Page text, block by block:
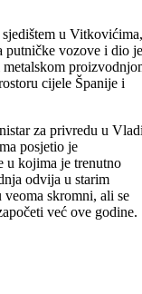
u Vitkovićima,
putničke vozove i dio je
cijele Španije i
za privredu u
posjetio je
u kojima je trenutno